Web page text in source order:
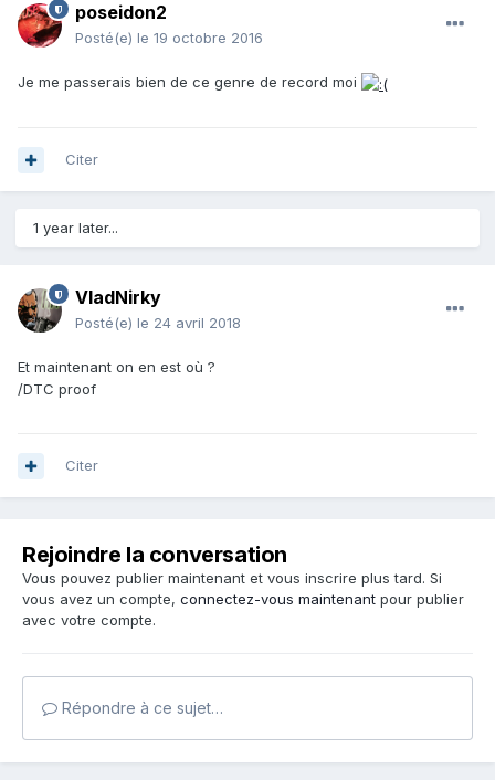
poseidon2
Posté(e) le 19 octobre 2016
Je me passerais bien de ce genre de record moi
Citer
1 year later...
VladNirky
Posté(e) le 24 avril 2018
Et maintenant on en est où ?
/DTC proof
Citer
Rejoindre la conversation
Vous pouvez publier maintenant et vous inscrire plus tard. Si
vous avez un compte, connectez-vous maintenant pour publier
avec votre compte.
Répondre à ce sujet…